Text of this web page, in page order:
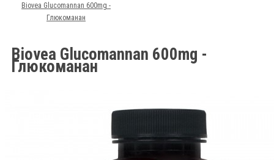
Biovea Glucomannan 600mg -
Глюкоманан
Biovea Glucomannan 600mg -
Глюкоманан